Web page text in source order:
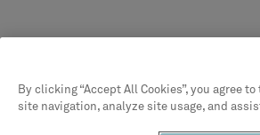
By clicking “Accept All Cookies”, you agree
site navigation, analyze site usage, and